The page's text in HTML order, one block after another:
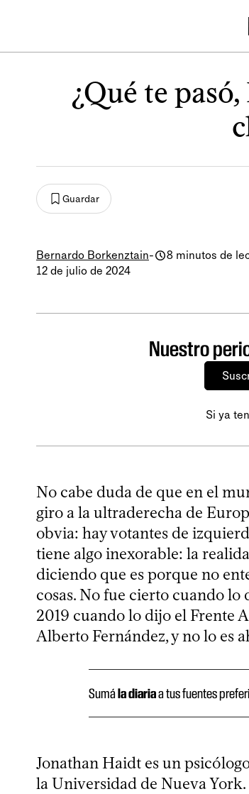
¿Qué te
Guardar
Bernardo Borkenztain-
8 minutos de
12 de julio de 2024
Nuestro
Si ya
No cabe duda de que en el
giro a la ultraderecha de
obvia: hay votantes de
tiene algo inexorable: la
diciendo que es porque no
cosas. No fue cierto cuando
2019 cuando lo dijo el Frente
Alberto Fernández, y no lo es
Sumála diariaa tus fuentes
Jonathan Haidt es un
la Universidad de Nueva